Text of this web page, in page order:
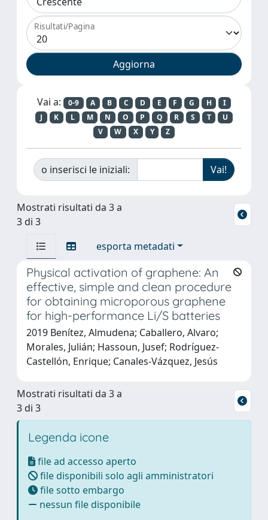
Risultati/Pagina
Vai a: 0-9 A B C D E F G H
I
J
K L M N O P Q R S T
U
V
W X Y Z
o inserisci le iniziali:
Mostrati risultati da 3 a
3 di 3
esporta metadati
Physical activation of graphene: An
effective, simple and clean procedure
for obtaining microporous graphene
for high-performance Li/S batteries
2019 Benítez, Almudena; Caballero, Alvaro;
Morales, Julián; Hassoun, Jusef; Rodríguez-
Castellón, Enrique; Canales-Vázquez, Jesús
Mostrati risultati da 3 a
3 di 3
Legenda icone
file ad accesso aperto
file disponibili solo agli amministratori
file sotto embargo
nessun file disponibile